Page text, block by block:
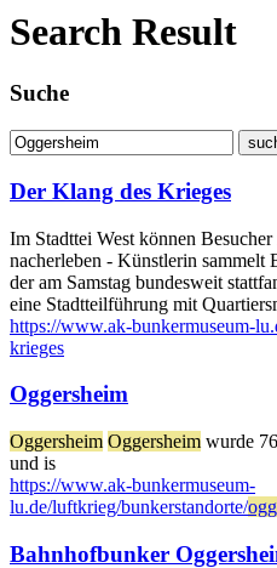
Search Result
Suche
Der Klang des Krieges
Im Stadttei West können
nacherleben - Künstlerin sammelt
der am Samstag bundesweit
eine Stadtteilführung mit
https://www.ak-bunkermuseum-
krieges
Oggersheim
Oggersheim Oggersheim wurde
und is
https://www.ak-bunkermuseum-
lu.de/luftkrieg/bunkerstandorte/
Bahnhofbunker